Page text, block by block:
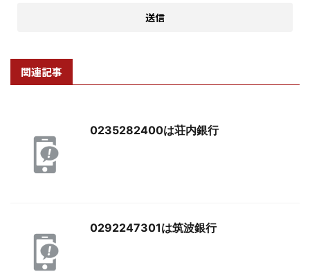
関連記事
0235282400は荘内銀行
0292247301は筑波銀行